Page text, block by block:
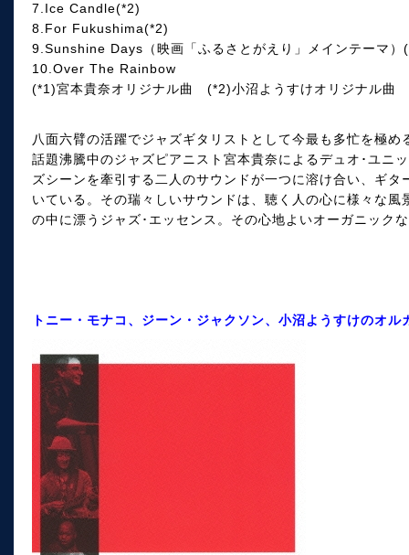
7.Ice Candle(*2)
8.For Fukushima(*2)
9.Sunshine Days（映画「ふるさとがえり」メインテーマ）
10.Over The Rainbow
(*1)宮本貴奈オリジナル曲 (*2)小沼ようすけオリジナル曲
八面六臂の活躍でジャズギタリストとして今最も多忙を極
話題沸騰中のジャズピアニスト宮本貴奈によるデュオ･ユニ
ズシーンを牽引する二人のサウンドが一つに溶け合い、ギ
いている。その瑞々しいサウンドは、聴く人の心に様々な
の中に漂うジャズ･エッセンス。その心地よいオーガニック
トニー・モナコ、ジーン・ジャクソン、小沼ようすけのオ